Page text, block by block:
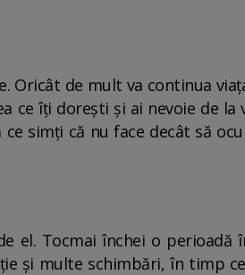
de mult va continua
ce îți dorești și ai nevoie de la
simți că nu face decât să
el. Tocmai închei o perioadă
și multe schimbări, în timp